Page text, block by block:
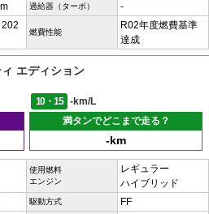
過給器（ターボ） -
燃費性能
R02年度燃費基準
達成
エディション
10・15
-km/L
満タンでどこまで走る？
-km
使用燃料
エンジン
レギュラー
ハイブリッド
駆動方式 FF